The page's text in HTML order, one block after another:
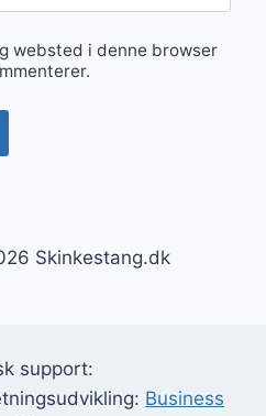
websted i denne browser
Skinkestang.dk
support:
Business